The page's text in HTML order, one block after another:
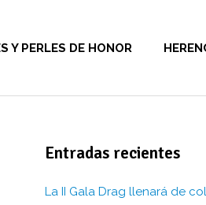
Y PERLES DE HONOR
Entradas recientes
La II Gala Drag llenará de